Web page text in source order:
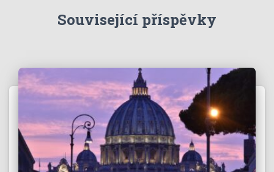
Související příspěvky